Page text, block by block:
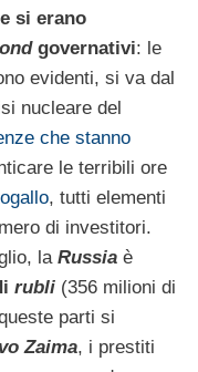
si erano
governativi: le
evidenti, si va dal
nucleare del
che stanno
le terribili ore
, tutti elementi
di investitori.
la Russia è
rubli (356 milioni di
parti si
Zaima, i prestiti